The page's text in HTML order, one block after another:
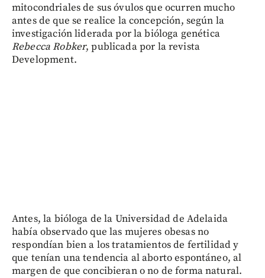
mitocondriales de sus óvulos que ocurren mucho
antes de que se realice la concepción, según la
investigación liderada por la bióloga genética
Rebecca Robker, publicada por la revista
Development.
Antes, la bióloga de la Universidad de Adelaida
había observado que las mujeres obesas no
respondían bien a los tratamientos de fertilidad y
que tenían una tendencia al aborto espontáneo, al
margen de que concibieran o no de forma natural.